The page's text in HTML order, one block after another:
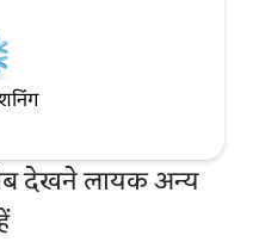
देखने लायक अन्य